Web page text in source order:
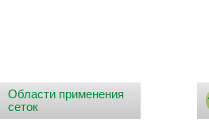
Области применения
сеток